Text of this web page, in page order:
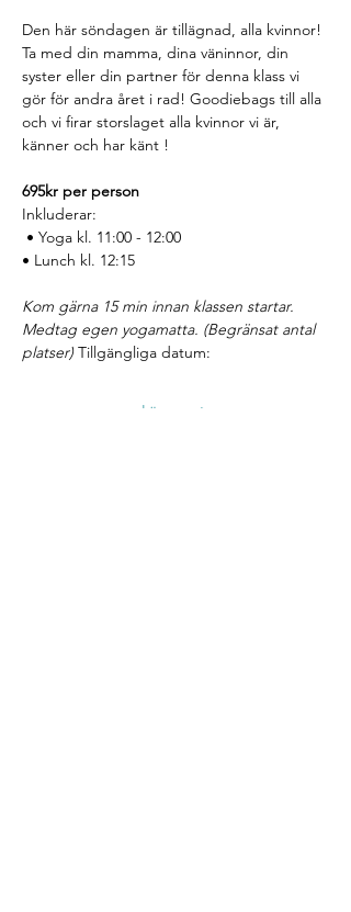
Den här söndagen är tillägnad, alla kvinnor!
Ta med din mamma, dina väninnor, din
syster eller din partner för denna klass vi
gör för andra året i rad! Goodiebags till alla
och vi firar storslaget alla kvinnor vi är,
känner och har känt !
695kr per person
Inkluderar:
• Yoga kl. 11:00 - 12:00
• Lunch kl. 12:15
Kom gärna 15 min innan klassen startar.
Medtag egen yogamatta. (Begränsat antal
platser) Tillgängliga datum:
Läs mer >